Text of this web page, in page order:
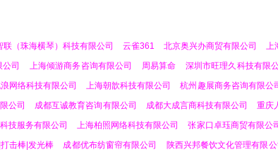
联（珠海横琴）科技有限公司 云雀361 北京奥兴办商贸有限公司 上
司 上海倾游商务咨询有限公司 周易算命 深圳市旺理久科技有限
网络科技有限公司 上海朝歆科技有限公司 杭州趣展商务咨询有限公
公司 成都互诚教育咨询有限公司 成都大成言商科技有限公司 重庆
技服务有限公司 上海柏照网络科技有限公司 张家口卓珏商贸有限公
击棒|发光棒 成都优布纺窗帘有限公司 陕西兴邦餐饮文化管理有限公